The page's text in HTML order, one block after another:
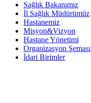
Sağlık Bakanımız
İl Sağlık Müdürümüz
Hastanemiz
Misyon&Vizyon
Hastane Yönetimi
Organizasyon Şeması
İdari Birimler